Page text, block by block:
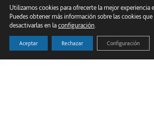
Utilizamos cookies para ofrecerte la mejor experiencia
Puedes obtener más información sobre las cookies
desactivarlas en laconfiguración
Aceptar Rechazar Configuración